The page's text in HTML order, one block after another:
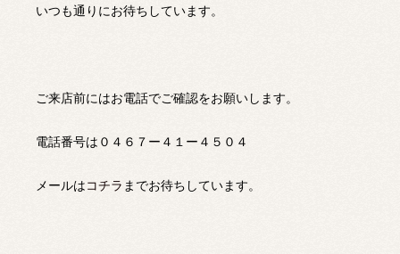
いつも通りにお待ちしています。
ご来店前にはお電話でご確認をお願いします。
電話番号は０４６７ー４１ー４５０４
メールはコチラ までお待ちしています。